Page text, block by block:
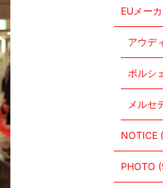
EUメー
アウデ
ポルシ
メルセ
NOTICE
PHOTO